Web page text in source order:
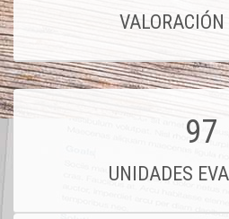
97
UNIDADES